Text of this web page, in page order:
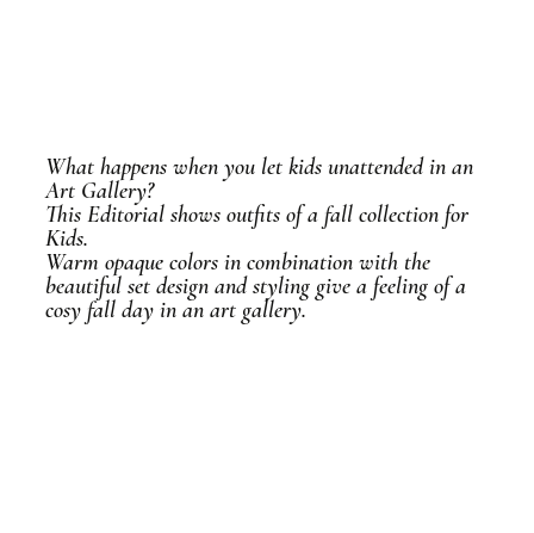
What happens when you let kids unattended in an
Art Gallery?
This Editorial shows outfits of a fall collection for
Kids.
Warm opaque colors in combination with the
beautiful set design and styling give a feeling of a
cosy fall day in an art gallery.